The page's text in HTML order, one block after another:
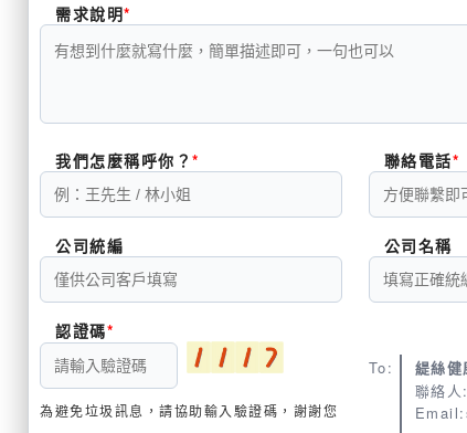
需求說明
我們怎麼稱呼你？ 聯絡電話
公司統編 公司名稱
認證碼
為避免垃圾訊息，請協助輸入驗證碼，謝謝您
To:
緹絲健
聯絡